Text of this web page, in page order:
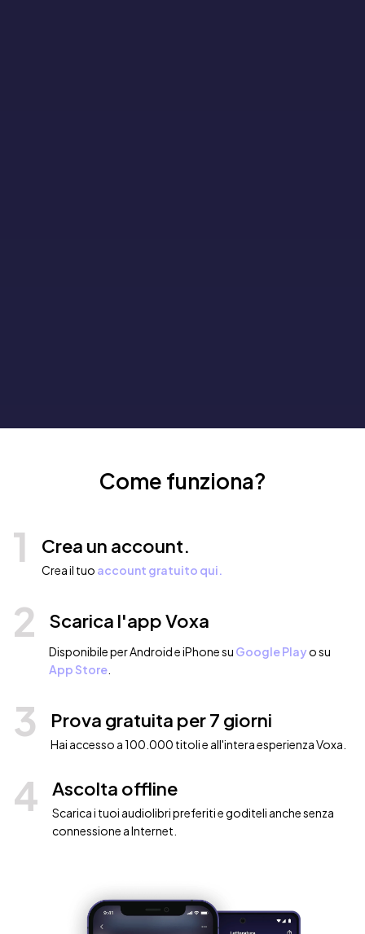
Come funziona?
1 Crea un account.
Crea il tuo account gratuito qui.
2 Scarica l'app Voxa
Disponibile per Android e iPhone su Google Playo su
App Store
3 Prova gratuita per 7 giorni
Hai accesso a 100.000 titoli e all'intera esperienza Voxa.
4 Ascolta offline
Scarica i tuoi audiolibri preferiti e goditeli anche senza
connessione a Internet.